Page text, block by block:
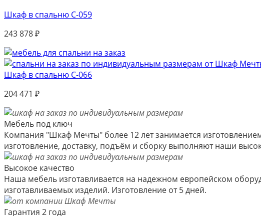
Шкаф в спальню С-059
243 878₽
Шкаф в спальню С-066
204 471 ₽
Мебель под ключ
Компания "Шкаф Мечты" более 12 лет занимается
изготовление, доставку, подъём и сборку выполняют наши
Высокое качество
Наша мебель изготавливается на надежном европейском
изготавливаемых изделий. Изготовление от 5 дней.
Гарантия 2 года